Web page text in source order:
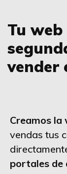
Tu web
vender
Creamos la
vendas tus
portales de